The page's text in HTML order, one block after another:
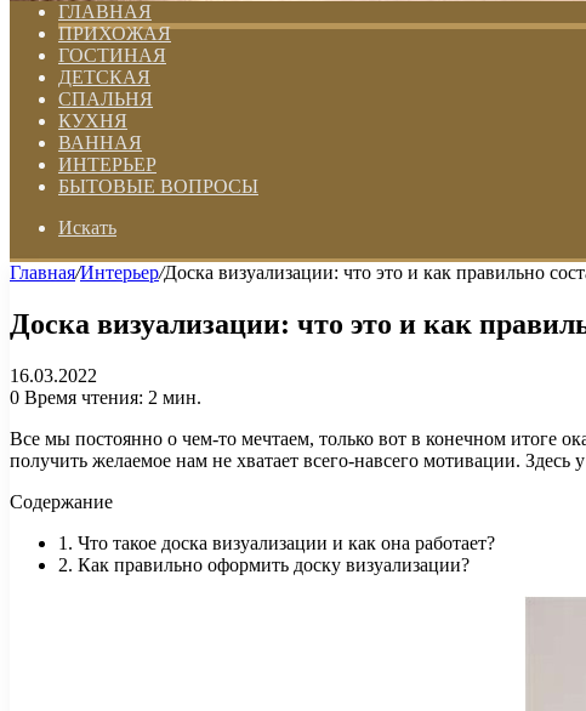
ГЛАВНАЯ
ПРИХОЖАЯ
ГОСТИНАЯ
ДЕТСКАЯ
СПАЛЬНЯ
КУХНЯ
ВАННАЯ
ИНТЕРЬЕР
БЫТОВЫЕ ВОПРОСЫ
Искать
Главная/Интерьер/Доска визуализации: что это и как правильно
Доска визуализации: что это и как
16.03.2022
0 Время чтения: 2 мин.
Все мы постоянно о чем-то мечтаем, только вот в конечном итоге
получить желаемое нам не хватает всего-навсего мотивации.
Содержание
1. Что такое доска визуализации и как она работает?
2. Как правильно оформить доску визуализации?